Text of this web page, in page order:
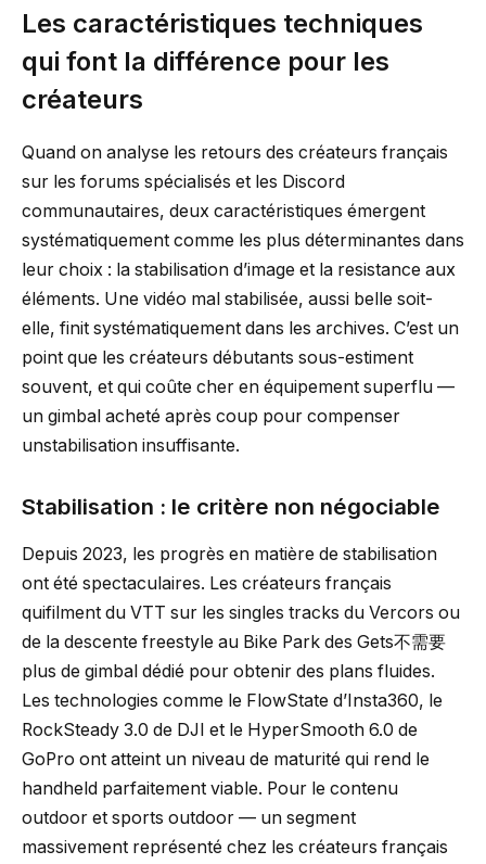
Les caractéristiques techniques
qui font la différence pour les
créateurs
Quand on analyse les retours des créateurs français
sur les forums spécialisés et les Discord
communautaires, deux caractéristiques émergent
systématiquement comme les plus déterminantes dans
leur choix : la stabilisation d’image et la resistance aux
éléments. Une vidéo mal stabilisée, aussi belle soit-
elle, finit systématiquement dans les archives. C’est un
point que les créateurs débutants sous-estiment
souvent, et qui coûte cher en équipement superflu —
un gimbal acheté après coup pour compenser
unstabilisation insuffisante.
Stabilisation : le critère non négociable
Depuis 2023, les progrès en matière de stabilisation
ont été spectaculaires. Les créateurs français
quifilment du VTT sur les singles tracks du Vercors ou
de la descente freestyle au Bike Park des Gets不需要
plus de gimbal dédié pour obtenir des plans fluides.
Les technologies comme le FlowState d’Insta360, le
RockSteady 3.0 de DJI et le HyperSmooth 6.0 de
GoPro ont atteint un niveau de maturité qui rend le
handheld parfaitement viable. Pour le contenu
outdoor et sports outdoor — un segment
massivement représenté chez les créateurs français